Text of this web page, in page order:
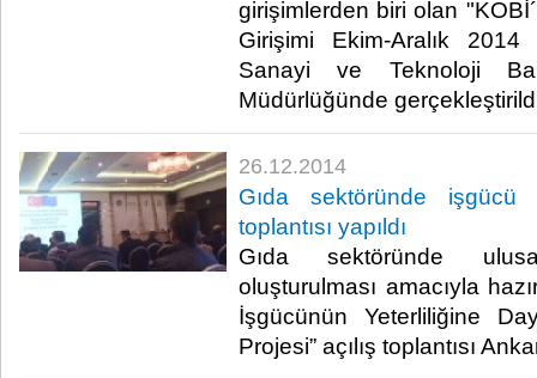
girişimlerden biri olan
Girişimi Ekim-Aralık 2014
Sanayi ve Teknoloji
Müdürlüğünde
26.12.2014
Gıda sektöründe işgücü
toplantısı yapıldı
Gıda sektöründe
oluşturulması amacıyla
İşgücünün Yeterliliğine
Projesi” açılış toplantısı